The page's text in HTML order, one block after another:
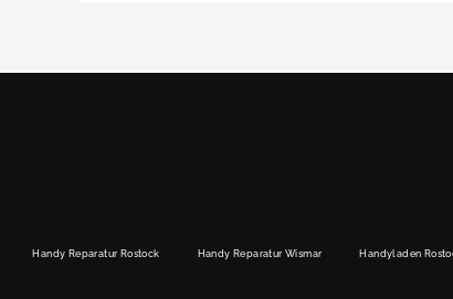
Handy Reparatur Rostock Handy Reparatur Wismar Handyladen